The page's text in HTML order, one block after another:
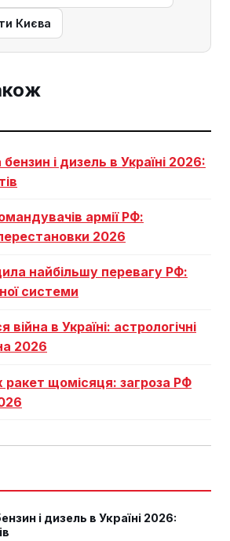
Києва
і дизель в Україні 2026:
армії РФ:
2026
найбільшу перевагу РФ:
системи
війна в Україні: астрологічні
2026
ракет щомісяця: загроза РФ
і дизель в Україні 2026: